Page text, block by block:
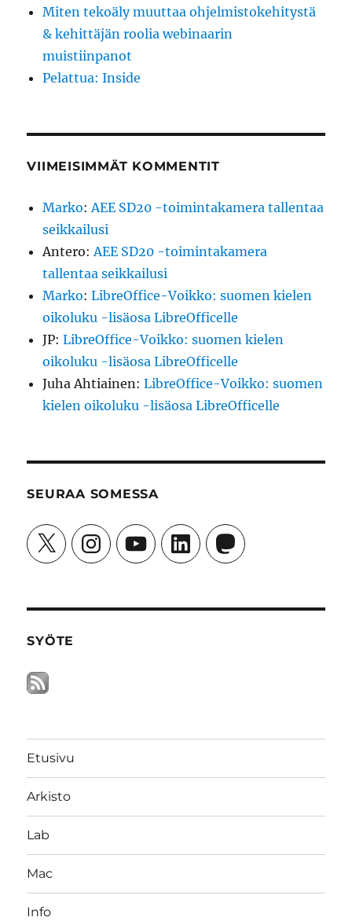
Miten tekoäly muuttaa ohjelmistokehitystä
& kehittäjän roolia webinaarin
muistiinpanot
Pelattua: Inside
VIIMEISIMMÄT KOMMENTIT
Marko:AEE SD20 -toimintakamera tallentaa
seikkailusi
Antero:AEE SD20 -toimintakamera
tallentaa seikkailusi
Marko:LibreOffice-Voikko: suomen kielen
oikoluku -lisäosa LibreOfficelle
JP:LibreOffice-Voikko: suomen kielen
oikoluku -lisäosa LibreOfficelle
Juha Ahtiainen:LibreOffice-Voikko: suomen
kielen oikoluku -lisäosa LibreOfficelle
SEURAA SOMESSA
X InstagramYouTubeLinkedInMastodon
SYÖTE
Etusivu
Arkisto
Lab
Mac
Info